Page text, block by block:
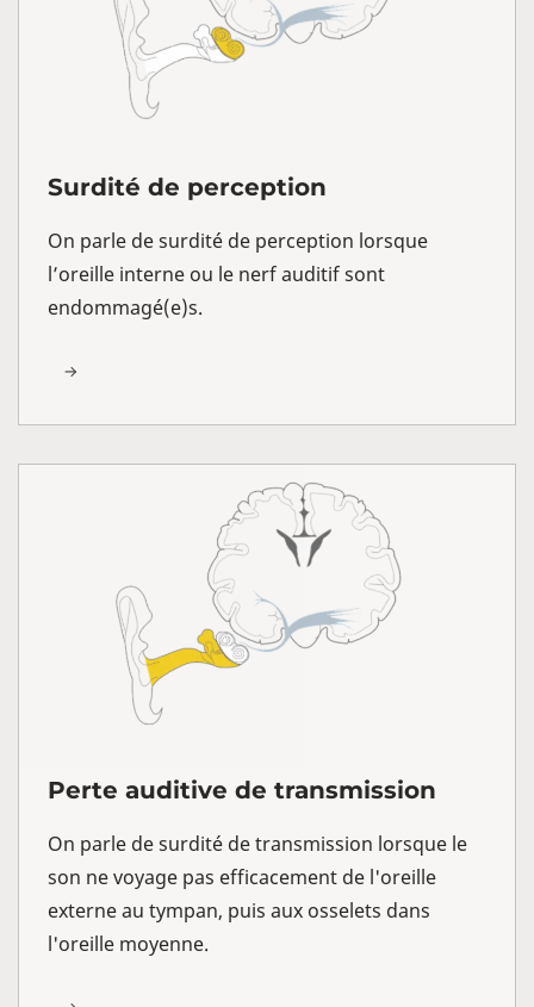
Surdité de perception
On parle de surdité de perception lorsque
l’oreille interne ou le nerf auditif sont
endommagé(e)s.
Perte auditive de transmission
On parle de surdité de transmission lorsque le
son ne voyage pas efficacement de l'oreille
externe au tympan, puis aux osselets dans
l'oreille moyenne.